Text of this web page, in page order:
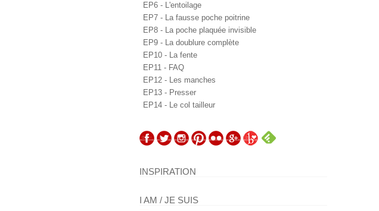
EP6 - L'entoilage
EP7 - La fausse poche poitrine
EP8 - La poche plaquée invisible
EP9 - La doublure complète
EP10 - La fente
EP11 - FAQ
EP12 - Les manches
EP13 - Presser
EP14 - Le col tailleur
INSPIRATION
I AM / JE SUIS